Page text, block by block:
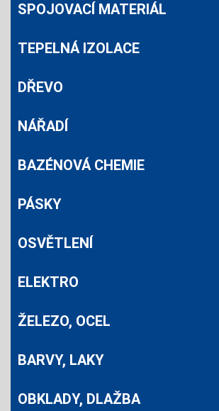
SPOJOVACÍ MATERIÁL
TEPELNÁ IZOLACE
DŘEVO
NÁŘADÍ
BAZÉNOVÁ CHEMIE
PÁSKY
OSVĚTLENÍ
ELEKTRO
ŽELEZO, OCEL
BARVY, LAKY
OBKLADY, DLAŽBA